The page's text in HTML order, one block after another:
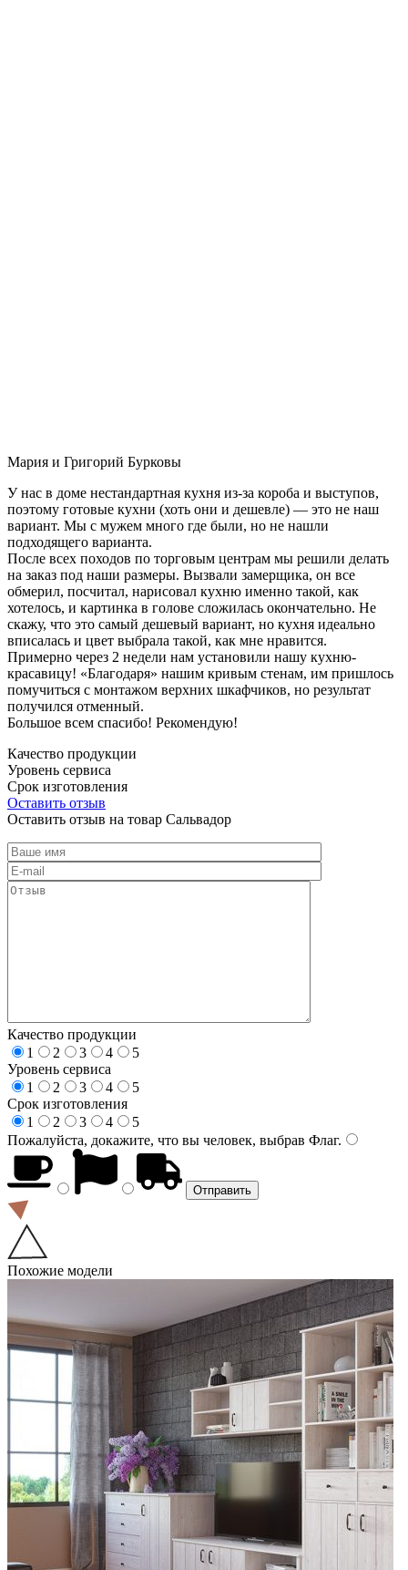
Мария и Григорий Бурковы
У нас в доме нестандартная кухня из-за короба и выступов,
поэтому готовые кухни (хоть они и дешевле) — это не наш
вариант. Мы с мужем много где были, но не нашли
подходящего варианта.
После всех походов по торговым центрам мы решили делать
на заказ под наши размеры. Вызвали замерщика, он все
обмерил, посчитал, нарисовал кухню именно такой, как
хотелось, и картинка в голове сложилась окончательно. Не
скажу, что это самый дешевый вариант, но кухня идеально
вписалась и цвет выбрала такой, как мне нравится.
Примерно через 2 недели нам установили нашу кухню-
красавицу! «Благодаря» нашим кривым стенам, им пришлось
помучиться с монтажом верхних шкафчиков, но результат
получился отменный.
Большое всем спасибо! Рекомендую!
Качество продукции
Уровень сервиса
Срок изготовления
Оставить отзыв
Оставить отзыв на товар Сальвадор
Качество продукции
1
2 3 4
5
Уровень сервиса
1
2 3 4
5
Срок изготовления
1
2 3 4
5
Пожалуйста, докажите, что вы человек, выбрав Флаг.
Похожие модели